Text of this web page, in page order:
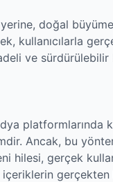
doğal
kullanıcılarla
ve sürdürülebilir
platformlarında
Ancak, bu
hilesi, gerçek
içeriklerin